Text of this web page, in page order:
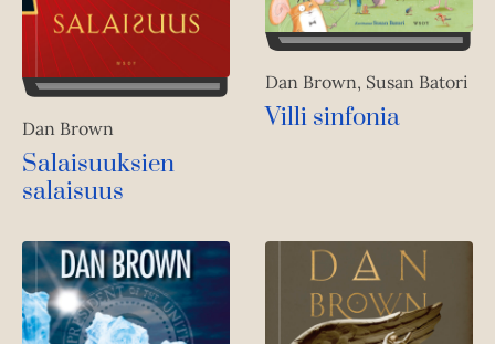
Dan Brown
Salaisuuksien
salaisuus
Dan Brown, Susan Batori
Villi sinfonia